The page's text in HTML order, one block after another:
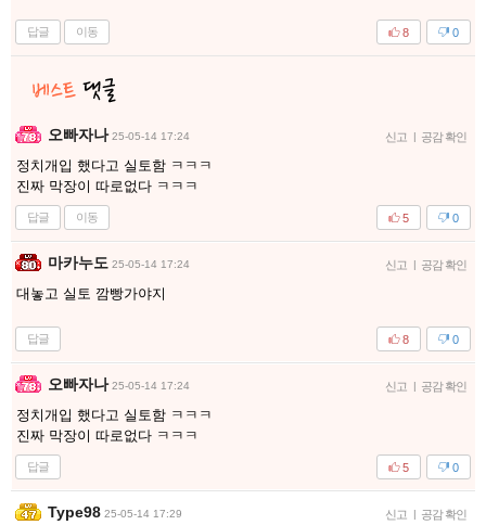
답글 이동 0
8
오빠자나 25-05-14 17:24 신고 | 공감 확인
정치개입 했다고 실토함 ㅋㅋㅋ
진짜 막장이 따로없다 ㅋㅋㅋ
답글 이동 0
5
마카누도 25-05-14 17:24 신고 | 공감 확인
대놓고 실토 깜빵가야지
답글 0
8
오빠자나 25-05-14 17:24 신고 | 공감 확인
정치개입 했다고 실토함 ㅋㅋㅋ
진짜 막장이 따로없다 ㅋㅋㅋ
답글 0
5
Type98 25-05-14 17:29 신고 | 공감 확인